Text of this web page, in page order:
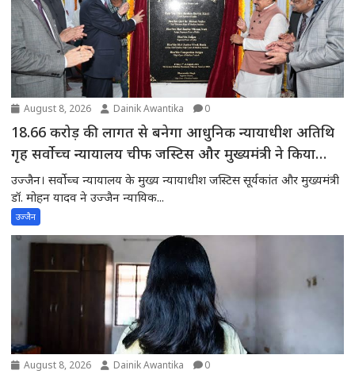
August 8, 2026 Dainik Awantika 0
18.66 करोड़ की लागत से बनेगा आधुनिक न्यायाधीश अतिथि
गृह सर्वोच्च न्यायालय चीफ जस्टिस और मुख्यमंत्री ने किया
भूमिपूजन
उज्जैन। सर्वोच्च न्यायालय के मुख्य न्यायाधीश जस्टिस सूर्यकांत और मुख्यमंत्री
डॉ. मोहन यादव ने उज्जैन न्यायिक...
उज्जैन
August 8, 2026 Dainik Awantika 0